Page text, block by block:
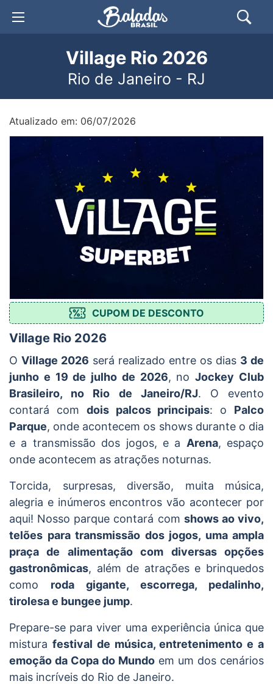
Village Rio 2026
Rio de Janeiro - RJ
Atualizado em: 06/07/2026
CUPOM DE DESCONTO
Village Rio 2026
O Village 2026 será realizado entre os dias 3 de
junho e 19 de julho de 2026, noJockey Club
Brasileiro, no Rio de Janeiro/RJ. O evento
contará com dois palcos principais: o Palco
Parque, onde acontecem os shows durante o dia
e a transmissão dos jogos, e a Arena, espaço
onde acontecem as atrações noturnas.
Torcida, surpresas, diversão, muita música,
alegria e inúmeros encontros vão acontecer por
aqui! Nosso parque contará com shows ao vivo,
telões para transmissão dos jogos, uma ampla
praça de alimentação com diversas opções
gastronômicas, além de atrações e brinquedos
como roda gigante, escorrega, pedalinho,
tirolesa e bungee jump.
Prepare-se para viver uma experiência única que
mistura festival de música, entretenimento e a
emoção da Copa do Mundo em um dos cenários
mais incríveis do Rio de Janeiro.